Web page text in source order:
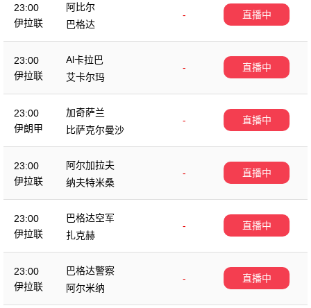
23:00
伊拉联
阿比尔
-
巴格达
直播中
23:00
伊拉联
Al卡拉巴
-
艾卡尔玛
直播中
23:00
伊朗甲
加奇萨兰
-
比萨克尔曼沙
直播中
23:00
伊拉联
阿尔加拉夫
-
纳夫特米桑
直播中
23:00
伊拉联
巴格达空军
-
扎克赫
直播中
23:00
伊拉联
巴格达警察
-
阿尔米纳
直播中